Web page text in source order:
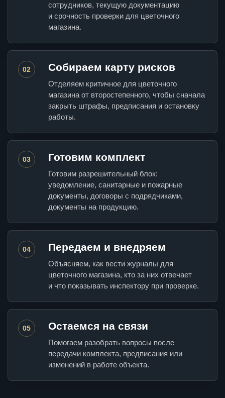
сотрудников, текущую документацию
и срочность проверки для цветочного
магазина.
02 Собираем карту рисков
Отделяем критичное для цветочного
магазина от второстепенного, чтобы сначала
закрыть штрафы, предписания и остановку
работы.
03 Готовим комплект
Готовим разрешительный блок:
уведомление, санитарные и пожарные
документы, договоры с подрядчиками,
документы на продукцию.
04 Передаем и внедряем
Объясняем, как вести журналы для
цветочного магазина, кто за них отвечает
и что показывать инспектору при проверке.
05 Остаемся на связи
Помогаем разобрать вопросы после
передачи комплекта, предписания или
изменений в работе объекта.